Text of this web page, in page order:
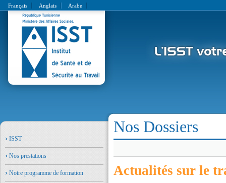
Français Anglais Arabe
ISST
Nos prestations
Notre programme de formation
Nos Dossiers
Actualités sur le